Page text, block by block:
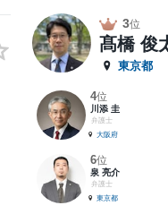
3位
髙橋 俊
東京都
4位
川添 圭
弁護士
大阪府
6位
泉 亮介
弁護士
東京都